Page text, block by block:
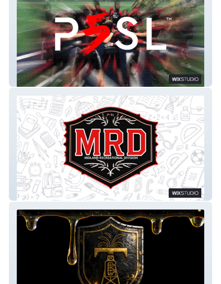
P5 Sports League
Midland Rec Division